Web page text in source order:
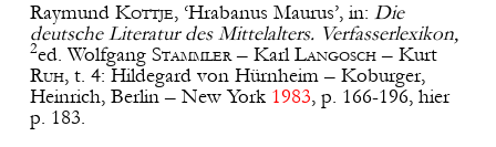
Raymund Kottje, ‘Hrabanus Maurus’, in: Die
deutsche Literatur des Mittelalters. Verfasserlexikon,
2ed. Wolfgang Stammler– KarlLangosch– Kurt
Ruh, t. 4: Hildegard von Hürnheim – Koburger,
Heinrich, Berlin – New York 1983, p. 166-196, hier
p. 183.